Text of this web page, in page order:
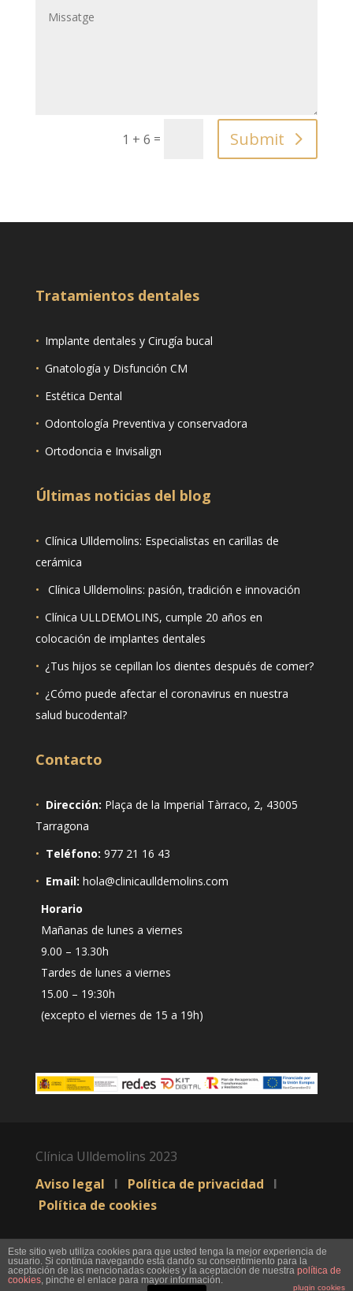
1 + 6 = Submit
Tratamientos dentales
• Implante dentales y Cirugía bucal
• Gnatología y Disfunción CM
• Estética Dental
• Odontología Preventiva y conservadora
• Ortodoncia e Invisalign
Últimas noticias del blog
• Clínica Ulldemolins: Especialistas en carillas de
cerámica
•
Clínica Ulldemolins: pasión, tradición e innovación
• Clínica ULLDEMOLINS, cumple 20 años en
colocación de implantes dentales
• ¿Tus hijos se cepillan los dientes después de comer?
• ¿Cómo puede afectar el coronavirus en nuestra
salud bucodental?
Contacto
• Dirección: Plaça de la Imperial Tàrraco, 2, 43005
Tarragona
• Teléfono: 977 21 16 43
• Email: hola@clinicaulldemolins.com
Horario
Mañanas de lunes a viernes
9.00 – 13.30h
Tardes de lunes a viernes
15.00 – 19:30h
(excepto el viernes de 15 a 19h)
Clínica Ulldemolins 2023
Aviso legal
I Política de privacidad
I
Política de cookies
Este sitio web utiliza cookies para que usted tenga la mejor experiencia de
usuario. Si continúa navegando está dando su consentimiento para la
aceptación de las mencionadas cookies y la aceptación de nuestra política de
cookies, pinche el enlace para mayor información.
plugin cookies